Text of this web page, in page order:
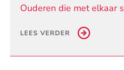
Ouderen die met elkaar
LEES VERDER